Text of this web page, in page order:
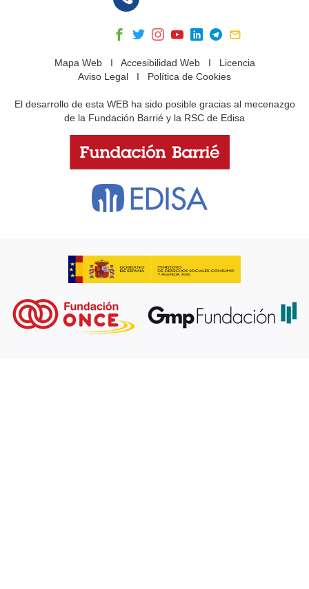
Mapa WebI Accesibilidad WebI Licencia
Aviso Legal I Política de Cookies
El desarrollo de esta WEB ha sido posible gracias al mecenazgo
de la Fundación Barrié y la RSC de Edisa